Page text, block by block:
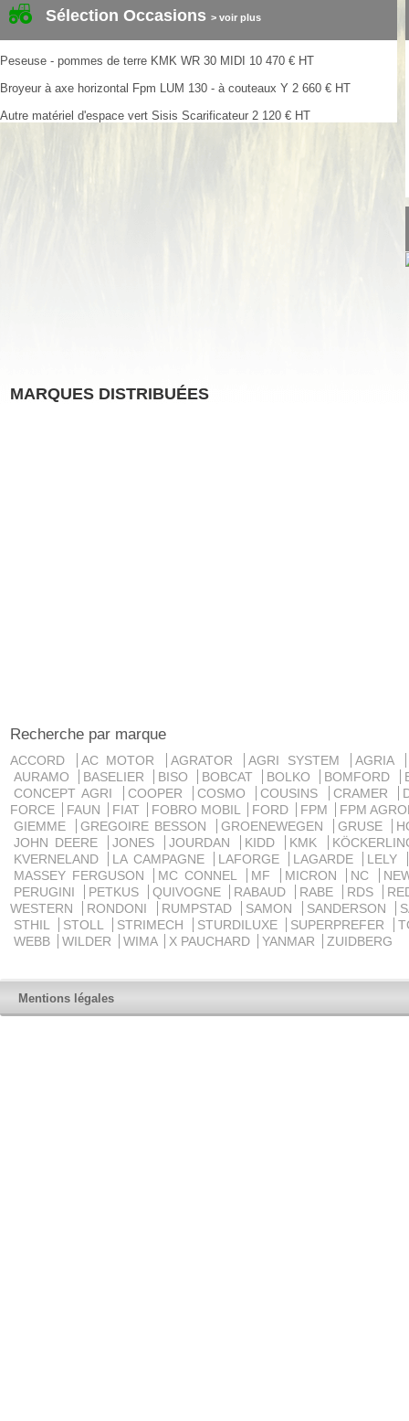
Sélection Occasions > voir plus
Peseuse - pommes de terre KMK WR 30 MIDI 10 470 € HT
Broyeur à axe horizontal Fpm LUM 130 - à couteaux Y 2 660 € HT
Autre matériel d'espace vert Sisis Scarificateur 2 120 € HT
MARQUES DISTRIBUÉES
Recherche par marque
ACCORD AC MOTOR AGRATOR AGRI SYSTEM
AGRIA
AURAMO
BASELIER BISO BOBCAT BOLKO BOMFORD
CONCEPT AGRI
COOPER COSMO COUSINS CRAMER
FORCE
FAUN FIAT FOBRO MOBIL FORD FPM
FPM
GIEMME
GREGOIRE BESSON GROENEWEGEN GRUSE
JOHN DEERE
JONES JOURDAN KIDD KMK
KVERNELAND
LA CAMPAGNE LAFORGE LAGARDE
LELY
MASSEY FERGUSON
MC CONNEL MF MICRON NC
PERUGINI
PETKUS QUIVOGNE RABAUD RABE RDS
WESTERN
RONDONI RUMPSTAD SAMON SANDERSON
STHIL
STOLL STRIMECH STURDILUXE SUPERPREFER
WEBB
WILDER WIMA X PAUCHARD YANMAR ZUIDBERG
Mentions légales